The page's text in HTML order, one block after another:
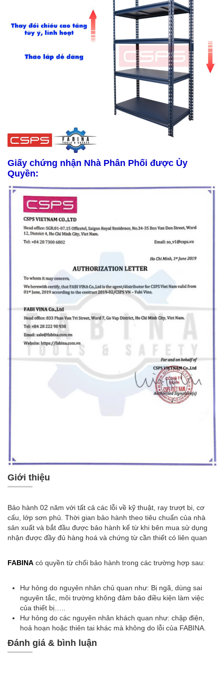
Giấy chứng nhận Nhà Phân Phối được Ủy
Quyền:
Giới thiệu
Bảo hành 02 năm với tất cả các lỗi về kỹ thuật, ray trượt bi, cơ
cấu, lớp sơn phủ. Thời gian bảo hành theo tiêu chuẩn của nhà
sản xuất và bắt đầu được bảo hành kể từ khi bên mua sử dụng
nhận được đầy đủ hàng hoá và chứng từ cần thiết có liên quan
FABINA có quyền từ chối bảo hành trong các trường hợp sau:
Hư hỏng do nguyên nhân chủ quan như: Bị ngã, dùng sai
nguyên tắc, môi trường không đảm bảo điều kiện làm việc
của thiết bị…..
Hư hỏng do các nguyên nhân khách quan như: chập điện,
hoả hoạn hoặc thiên tai khác mà không do lỗi của FABINA.
Đánh giá & bình luận